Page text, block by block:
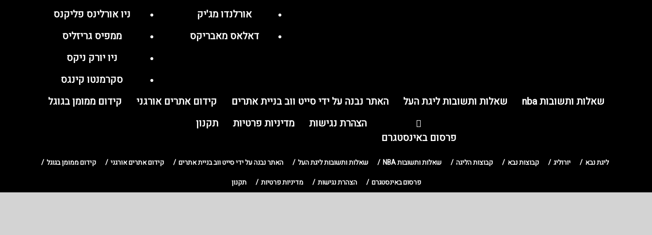
אורלנדו מג'יק
דאלאס מאבריקס
ניו אורלינס פליקנס
ממפיס גריזליס
ניו יורק ניקס
סקרמנטו קינגס
שאלות ותשובות nba
שאלות ותשובות ליגת העל האתר נבנה על ידי סייט ווב בניית אתרים קידום אתרים אורגני קידום ממומן בגוגל
פרסום באינסטגרם
הצהרת נגישות מדיניות פרטיות תקנון
ליגת נבא יורוליג קבוצות נבא קבוצות הליגה שאלות ותשובות NBA שאלות ותשובות ליגת העל האתר נבנה על ידי סייט ווב בניית אתרים קידום אתרים אורגני
קידום ממומן בגוגל
פרסום באינסטגרם
הצהרת נגישות מדיניות פרטיות תקנון